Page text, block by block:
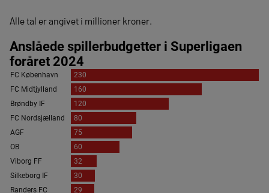
Alle tal er angivet i millioner kroner.